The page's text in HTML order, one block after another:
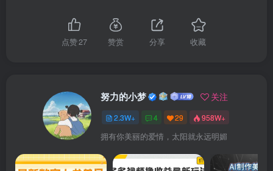
常见问题
内容：游戏安装教程、常见问题解答、常用解压密码
点赞27 赞赏 分享 收藏
努力的小梦 关注
2.3W+ 4 29 958W+
拥有你美丽的爱情，太阳就永远明媚